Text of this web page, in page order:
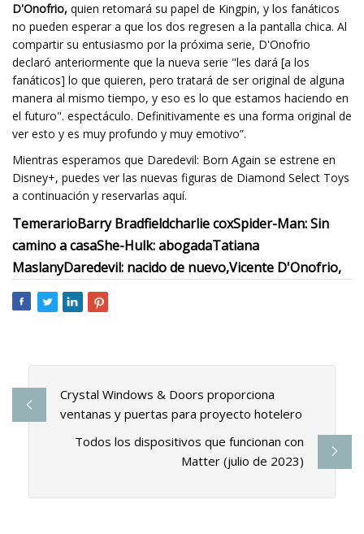
D'Onofrio, quien retomará su papel de Kingpin, y los fanáticos
no pueden esperar a que los dos regresen a la pantalla chica. Al
compartir su entusiasmo por la próxima serie, D'Onofrio
declaró anteriormente que la nueva serie "les dará [a los
fanáticos] lo que quieren, pero tratará de ser original de alguna
manera al mismo tiempo, y eso es lo que estamos haciendo en
el futuro". espectáculo. Definitivamente es una forma original de
ver esto y es muy profundo y muy emotivo”.
Mientras esperamos que Daredevil: Born Again se estrene en
Disney+, puedes ver las nuevas figuras de Diamond Select Toys
a continuación y reservarlas aquí.
TemerarioBarry Bradfieldcharlie coxSpider-Man: Sin
camino a casaShe-Hulk: abogadaTatiana
MaslanyDaredevil: nacido de nuevo,Vicente D'Onofrio,
Crystal Windows & Doors proporciona
ventanas y puertas para proyecto hotelero
Todos los dispositivos que funcionan con
Matter (julio de 2023)